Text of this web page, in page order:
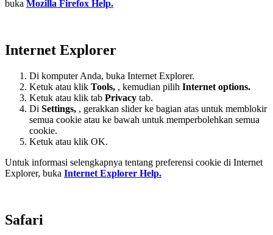
buka Mozilla Firefox Help.
Internet Explorer
Di komputer Anda, buka Internet Explorer.
Ketuk atau klik Tools, , kemudian pilih Internet options.
Ketuk atau klik tab Privacy tab.
Di Settings, , gerakkan slider ke bagian atas untuk memblokir
semua cookie atau ke bawah untuk memperbolehkan semua
cookie.
Ketuk atau klik OK.
Untuk informasi selengkapnya tentang preferensi cookie di Internet
Explorer, buka Internet Explorer Help.
Safari